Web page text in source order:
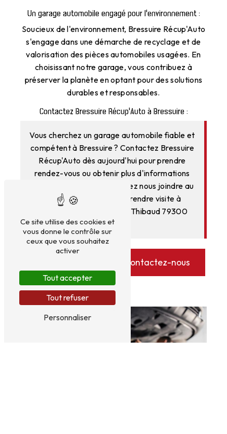
Un garage automobile engagé pour l'environnement :
Soucieux de l'environnement, Bressuire Récup'Auto
s'engage dans une démarche de recyclage et de
valorisation des pièces automobiles usagées. En
choisissant notre garage, vous contribuez à
préserver la planète en optant pour des solutions
durables et responsables.
Contactez Bressuire Récup'Auto à Bressuire :
Vous cherchez un garage automobile fiable et
compétent à Bressuire ? Contactez Bressuire
Récup'Auto dès aujourd'hui pour prendre
rendez-vous ou obtenir plus d'informations
sur nos services. Vous pouvez nous joindre au
05 49 74 00 10 ou nous rendre visite à
l'adresse Allée de Champ Thibaud 79300
Bressuire.
Contactez-nous
Ce site utilise des cookies et
vous donne le contrôle sur
ceux que vous souhaitez
activer
Tout accepter
Tout refuser
Personnaliser